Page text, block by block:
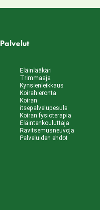
Palvelut
Eläinlääkäri
Trimmaaja
Kynsienleikkaus
Koirahieronta
Koiran
itsepalvelupesula
Koiran fysioterapia
Eläintenkouluttaja
Ravitsemusneuvoja
Palveluiden ehdot